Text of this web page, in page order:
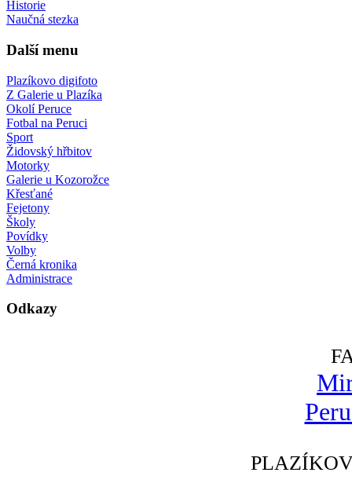
Historie
Naučná stezka
Další menu
Plazíkovo digifoto
Z Galerie u Plazíka
Okolí Peruce
Fotbal na Peruci
Sport
Židovský hřbitov
Motorky
Galerie u Kozorožce
Křesťané
Fejetony
Školy
Povídky
Volby
Černá kronika
Administrace
Odkazy